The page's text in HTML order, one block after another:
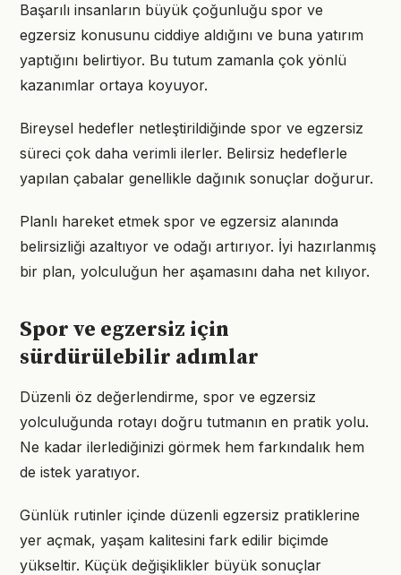
Başarılı insanların büyük çoğunluğu spor ve
egzersiz konusunu ciddiye aldığını ve buna yatırım
yaptığını belirtiyor. Bu tutum zamanla çok yönlü
kazanımlar ortaya koyuyor.
Bireysel hedefler netleştirildiğinde spor ve egzersiz
süreci çok daha verimli ilerler. Belirsiz hedeflerle
yapılan çabalar genellikle dağınık sonuçlar doğurur.
Planlı hareket etmek spor ve egzersiz alanında
belirsizliği azaltıyor ve odağı artırıyor. İyi hazırlanmış
bir plan, yolculuğun her aşamasını daha net kılıyor.
Spor ve egzersiz için
sürdürülebilir adımlar
Düzenli öz değerlendirme, spor ve egzersiz
yolculuğunda rotayı doğru tutmanın en pratik yolu.
Ne kadar ilerlediğinizi görmek hem farkındalık hem
de istek yaratıyor.
Günlük rutinler içinde düzenli egzersiz pratiklerine
yer açmak, yaşam kalitesini fark edilir biçimde
yükseltir. Küçük değişiklikler büyük sonuçlar